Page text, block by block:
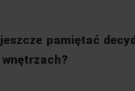
pamiętać